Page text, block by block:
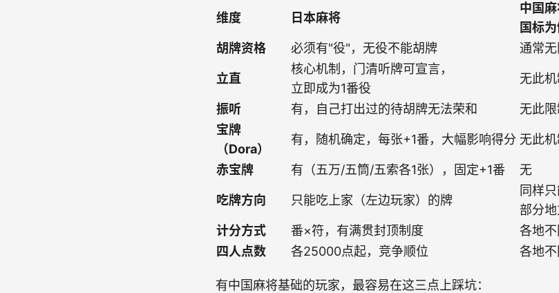
维度 日本麻将
中国
国标为
胡牌资格
必须有"役"，无役不能胡牌 通常
立直
核心机制，门清听牌可宣言，
立即成为1番役
无此机
振听 有，自己打出过的待胡牌无法荣和
无此限
宝牌
（Dora）
有，随机确定，每张+1番，大幅影响得分 无此机
赤宝牌 有（五万/五筒/五索各1张），固定+1番 无
吃牌方向 只能吃上家（左边玩家）的牌
同样只
部分
计分方式
番×符，有满贯封顶制度
各地
四人点数
各25000点起，竞争顺位 各地不
有中国麻将基础的玩家，最容易在这三点上踩坑：